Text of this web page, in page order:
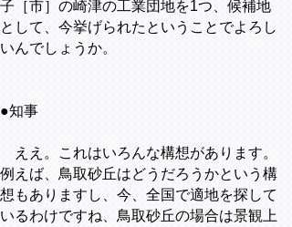
子［市］の崎津の工業団地を1つ、候補地
として、今挙げられたということでよろし
いんでしょうか。
●知事
ええ。これはいろんな構想があります。
例えば、鳥取砂丘はどうだろうかという構
想もありますし、今、全国で適地を探して
いるわけですね、鳥取砂丘の場合は景観上